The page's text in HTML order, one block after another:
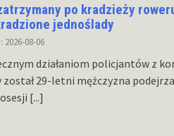
po kradzieży
jednoślady
08-06
działaniom policjantów z
29-letni mężczyzna
[...]